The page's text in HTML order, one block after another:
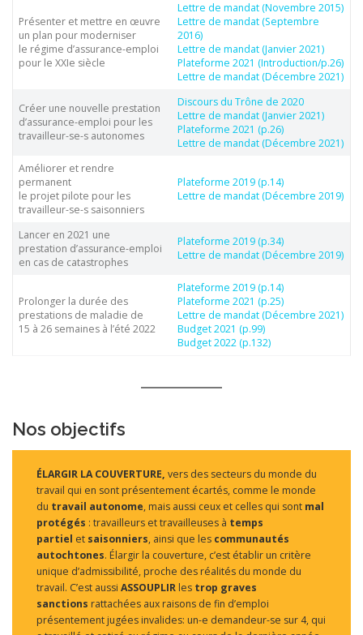
Présenter et mettre en œuvre
un plan pour moderniser
le régime d’assurance-emploi
pour le XXIe siècle
Lettre de mandat (Novembre 2015)
Lettre de mandat (Septembre
2016)
Lettre de mandat (Janvier 2021)
Plateforme 2021 (Introduction/p.26)
Lettre de mandat (Décembre 2021)
Créer une nouvelle prestation
d’assurance-emploi pour les
travailleur-se-s autonomes
Discours du Trône de 2020
Lettre de mandat (Janvier 2021)
Plateforme 2021 (p.26)
Lettre de mandat (Décembre 2021)
Améliorer et rendre
permanent
le projet pilote pour les
travailleur-se-s saisonniers
Plateforme 2019 (p.14)
Lettre de mandat (Décembre 2019)
Lancer en 2021 une
prestation d’assurance-emploi
en cas de catastrophes
Plateforme 2019 (p.34)
Lettre de mandat (Décembre 2019)
Prolonger la durée des
prestations de maladie de
15 à 26 semaines à l’été 2022
Plateforme 2019 (p.14)
Plateforme 2021 (p.25)
Lettre de mandat (Décembre 2021)
Budget 2021 (p.99)
Budget 2022 (p.132)
Nos objectifs
ÉLARGIR LA COUVERTURE, vers des secteurs du monde du
travail qui en sont présentement écartés, comme le monde
du travail autonome, mais aussi ceux et celles qui sont mal
protégés : travailleurs et travailleuses à temps
partiel et saisonniers, ainsi que les communautés
autochtones. Élargir la couverture, c’est établir un critère
unique d’admissibilité, proche des réalités du monde du
travail. C’est aussi ASSOUPLIR les trop graves
sanctions rattachées aux raisons de fin d’emploi
présentement jugées invalides: un-e demandeur-se sur 4, qui